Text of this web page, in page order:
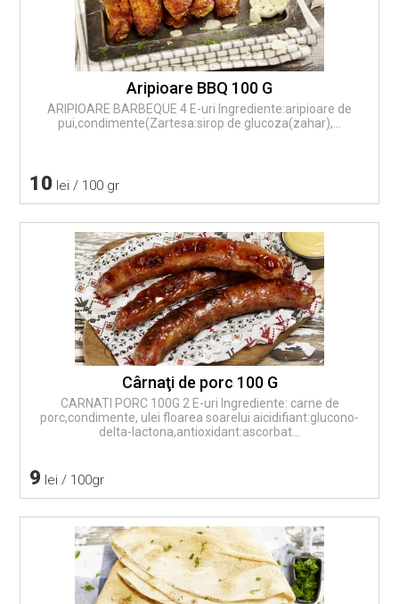
Aripioare BBQ 100 G
ARIPIOARE BARBEQUE 4 E-uri Ingrediente:aripioare de
pui,condimente(Zartesa:sirop de glucoza(zahar),...
10 lei / 100 gr
Cârnaţi de porc 100 G
CARNATI PORC 100G 2 E-uri Ingrediente: carne de
porc,condimente, ulei floarea soarelui aicidifiant:glucono-
delta-lactona,antioxidant:ascorbat...
9 lei / 100gr